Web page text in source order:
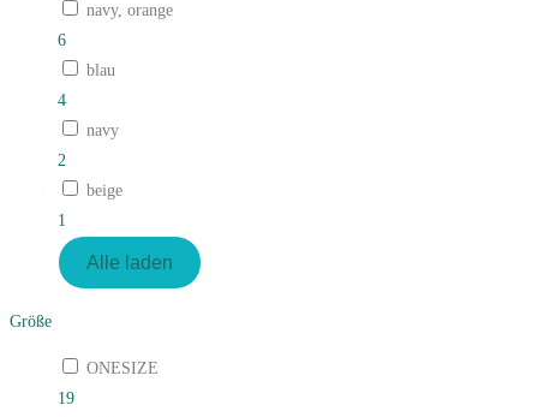
navy, orange
6
blau
4
navy
2
beige
1
Alle laden
Größe
ONESIZE
19